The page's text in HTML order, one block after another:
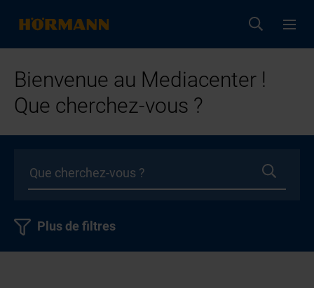
Bienvenue au Mediacenter !
Que cherchez-vous ?
Plus de filtres